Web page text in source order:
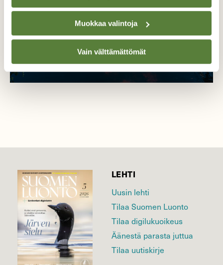
Muokkaa valintoja
Vain välttämättömät
LEHTI
Uusin lehti
Tilaa Suomen Luonto
Tilaa digilukuoikeus
Äänestä parasta juttua
Tilaa uutiskirje